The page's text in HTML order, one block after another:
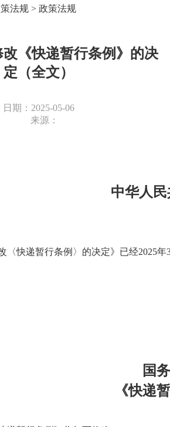
法规 > 政策法规
改《快递暂行条例》的决
定（全文）
日期：2025-05-06
来源：
中华人
〈快递暂行条例〉的决定》已经2025
国
《快递